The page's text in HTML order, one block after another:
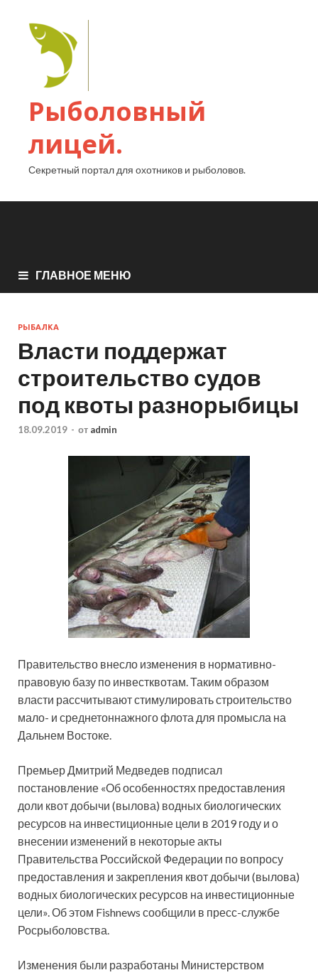
Рыболовный
лицей.
Секретный портал для охотников и рыболовов.
ГЛАВНОЕ МЕНЮ
РЫБАЛКА
Власти поддержат
строительство судов
под квоты разнорыбицы
18.09.2019 - от admin
Правительство внесло изменения в нормативно-
правовую базу по инвестквотам. Таким образом
власти рассчитывают стимулировать строительство
мало- и среднетоннажного флота для промысла на
Дальнем Востоке.
Премьер Дмитрий Медведев подписал
постановление «Об особенностях предоставления
доли квот добычи (вылова) водных биологических
ресурсов на инвестиционные цели в 2019 году и о
внесении изменений в некоторые акты
Правительства Российской Федерации по вопросу
предоставления и закрепления квот добычи (вылова)
водных биологических ресурсов на инвестиционные
цели». Об этом Fishnews сообщили в пресс-службе
Росрыболовства.
Изменения были разработаны Министерством